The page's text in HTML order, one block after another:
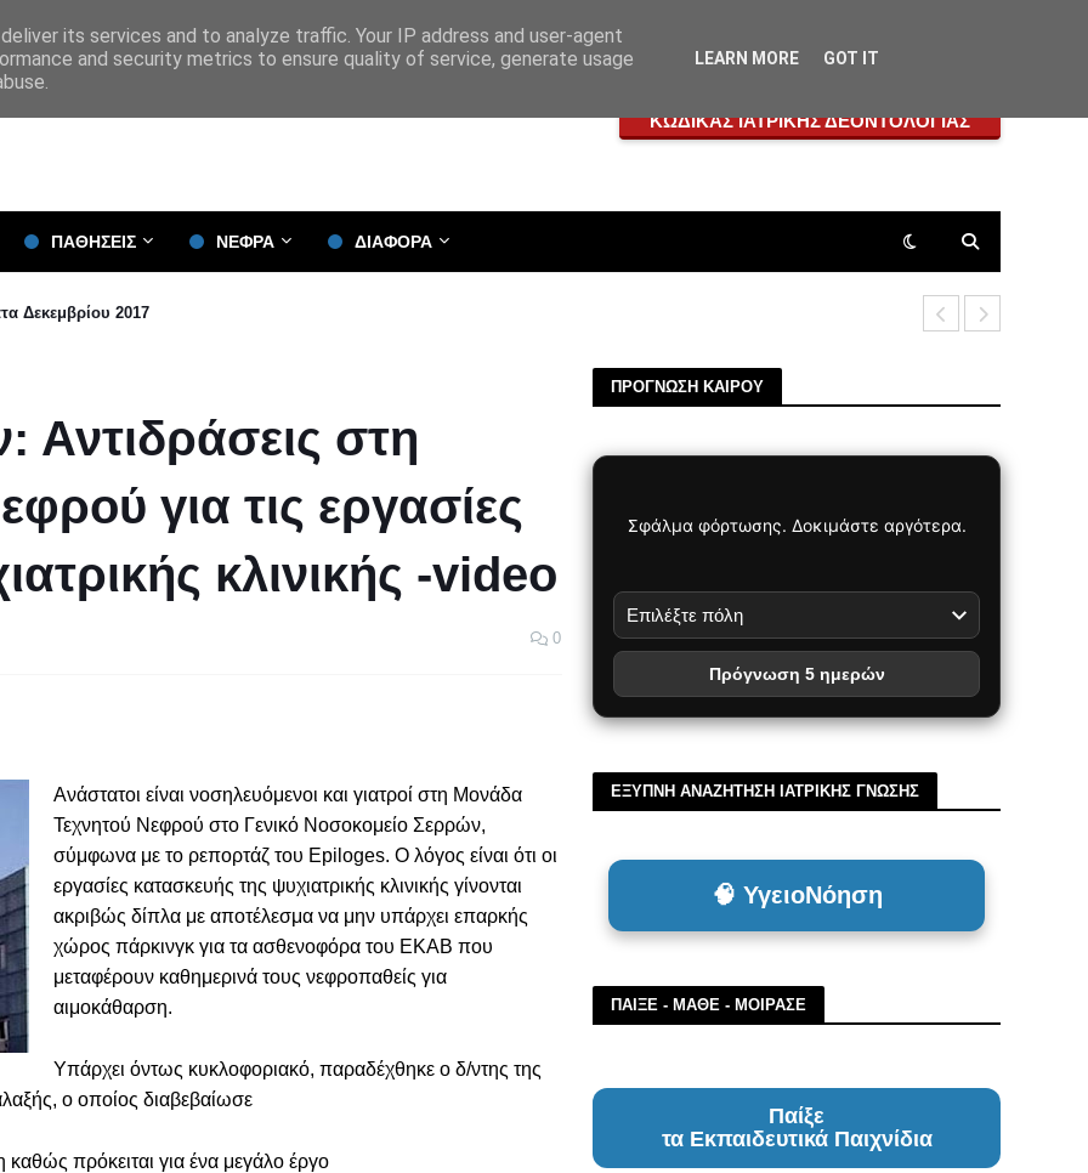
ΚΩΔΙΚΑΣ ΙΑΤΡΙΚΗΣ ΔΕΟΝΤΟΛΟΓΙΑΣ
ΠΑΘΗΣΕΙΣ ΝΕΦΡΑ ΔΙΑΦΟΡΑ
Δεκεμβρίου 2017
Αντιδράσεις στη
για τις εργασίες
κλινικής -video
0
Ανάστατοι είναι νοσηλευόμενοι και γιατροί στη Μονάδα
Τεχνητού Νεφρού στο Γενικό Νοσοκομείο Σερρών,
σύμφωνα με το ρεπορτάζ του Epiloges. Ο λόγος είναι ότι οι
εργασίες κατασκευής της ψυχιατρικής κλινικής γίνονται
ακριβώς δίπλα με αποτέλεσμα να μην υπάρχει επαρκής
χώρος πάρκινγκ για τα ασθενοφόρα του ΕΚΑΒ που
μεταφέρουν καθημερινά τους νεφροπαθείς για
αιμοκάθαρση.
Υπάρχει όντως κυκλοφοριακό, παραδέχθηκε ο δ/ντης της
ο οποίος διαβεβαίωσε
πρόκειται για ένα μεγάλο έργο
ΠΡΟΓΝΩΣΗ ΚΑΙΡΟΥ
Σφάλμα φόρτωσης. Δοκιμάστε αργότερα.
Πρόγνωση 5 ημερών
ΕΞΥΠΝΗ ΑΝΑΖΗΤΗΣΗ ΙΑΤΡΙΚΗΣ ΓΝΩΣΗΣ
🧠 ΥγειοΝόηση
ΠΑΙΞΕ - ΜΑΘΕ - ΜΟΙΡΑΣΕ
Παίξε
τα Εκπαιδευτικά Παιχνίδια
its services and to analyze traffic. Your IP address and user-agent
and security metrics to ensure quality of service, generate usage
LEARN MORE GOT IT